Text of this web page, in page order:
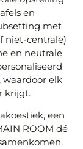
en
met
niet-centrale)
en neutrale
waardoor elk
krijgt.
een
ROOM dé